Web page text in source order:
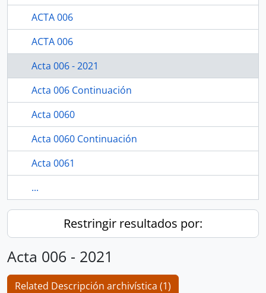
ACTA 006
ACTA 006
Acta 006 - 2021
Acta 006 Continuación
Acta 0060
Acta 0060 Continuación
Acta 0061
...
Restringir resultados por:
Acta 006 - 2021
Related Descripción archivística (1)